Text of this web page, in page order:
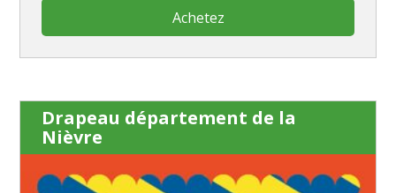
Achetez
Drapeau département de la
Nièvre